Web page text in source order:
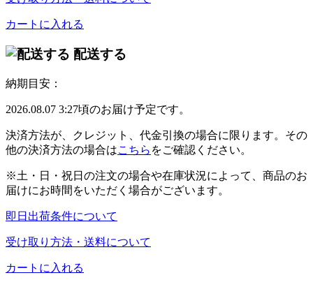
カートに入れる
配送する
納期目安：
2026.08.07 3:27頃のお届け予定です。
決済方法が、クレジット、代金引換の場合に限ります。その
他の決済方法の場合はこちら をご確認ください。
※土・日・祝日の注文の場合や在庫状況によって、商品のお
届けにお時間をいただく場合がございます。
即日出荷条件について
受け取り方法・送料について
カートに入れる